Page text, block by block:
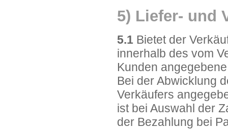
5) Liefer- und
5.1 Bietet der
innerhalb des vom
Kunden
Bei der Abwicklung
Verkäufers
ist bei Auswahl der
der Bezahlung bei